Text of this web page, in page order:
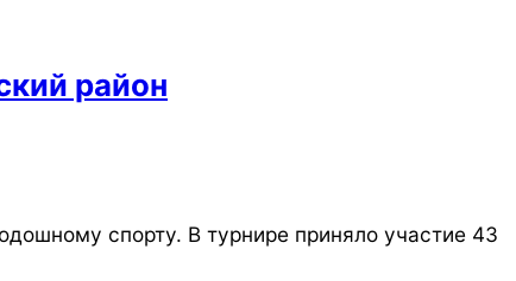
район
спорту. В турнире приняло участие 43